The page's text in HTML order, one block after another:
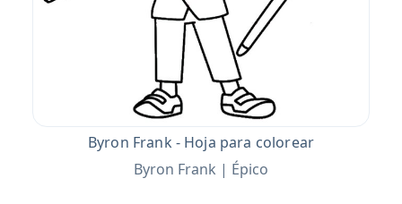
Byron Frank - Hoja para colorear
Byron Frank | Épico